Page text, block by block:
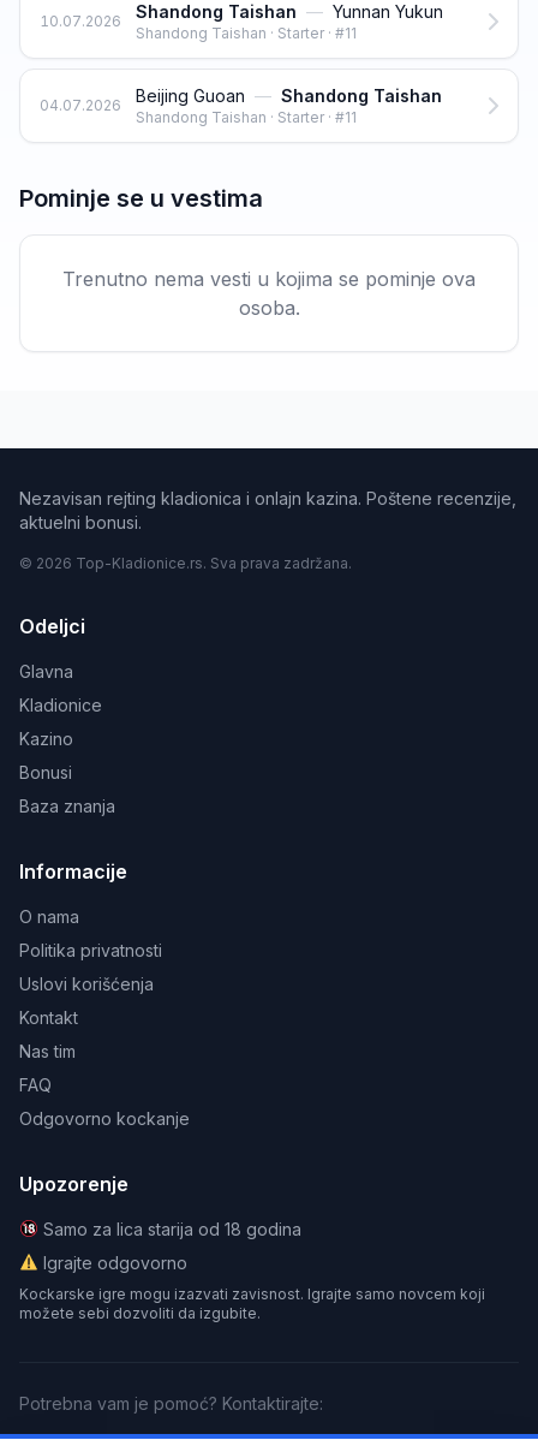
10.07.2026 Shandong Taishan — Yunnan Yukun
Shandong Taishan · Starter · #11
04.07.2026 Beijing Guoan — Shandong Taishan
Shandong Taishan · Starter · #11
Pominje se u vestima
Trenutno nema vesti u kojima se pominje ova
osoba.
Nezavisan rejting kladionica i onlajn kazina. Poštene recenzije,
aktuelni bonusi.
© 2026 Top-Kladionice.rs. Sva prava zadržana.
Odeljci
Glavna
Kladionice
Kazino
Bonusi
Baza znanja
Informacije
O nama
Politika privatnosti
Uslovi korišćenja
Kontakt
Nas tim
FAQ
Odgovorno kockanje
Upozorenje
Samo za lica starija od 18 godina
Igrajte odgovorno
Kockarske igre mogu izazvati zavisnost. Igrajte samo novcem koji
možete sebi dozvoliti da izgubite.
Potrebna vam je pomoć? Kontaktirajte: